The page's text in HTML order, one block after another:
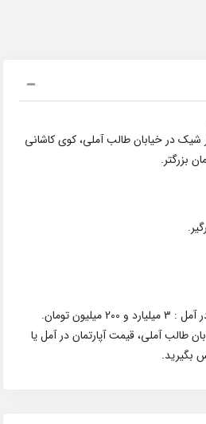
متری بسیار شیک در خیابان طالب آملی، کوی کاشانی
بزرگتر.
تومان.
طالب آملی، قیمت آپارتمان در آمل یا
بگیرید.